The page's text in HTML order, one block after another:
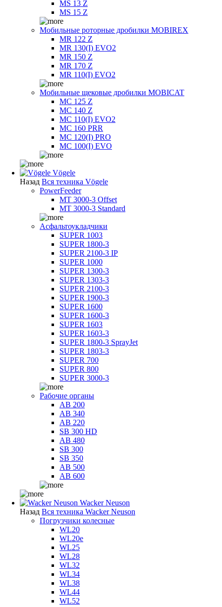
MS 13 Z
MS 15 Z
Мобильные роторные дробилки MOBIREX
MR 122 Z
MR 130(I) EVO2
MR 150 Z
MR 170 Z
MR 110(I) EVO2
Мобильные щековые дробилки MOBICAT
MC 125 Z
MC 140 Z
MC 110(I) EVO2
MC 160 PRR
MC 120(I) PRO
MC 100(I) EVO
Vögele
Назад Вся техника Vögele
PowerFeeder
MT 3000-3 Offset
MT 3000-3 Standard
Асфальтоукладчики
SUPER 1003
SUPER 1800-3
SUPER 2100-3 IP
SUPER 1000
SUPER 1300-3
SUPER 1303-3
SUPER 2100-3
SUPER 1900-3
SUPER 1600
SUPER 1600-3
SUPER 1603
SUPER 1603-3
SUPER 1800-3 SprayJet
SUPER 1803-3
SUPER 700
SUPER 800
SUPER 3000-3
Рабочие органы
AB 200
AB 340
AB 220
SB 300 HD
AB 480
SB 300
SB 350
AB 500
AB 600
Wacker Neuson
Назад Вся техника Wacker Neuson
Погрузчики колесные
WL20
WL20e
WL25
WL28
WL32
WL34
WL38
WL44
WL52